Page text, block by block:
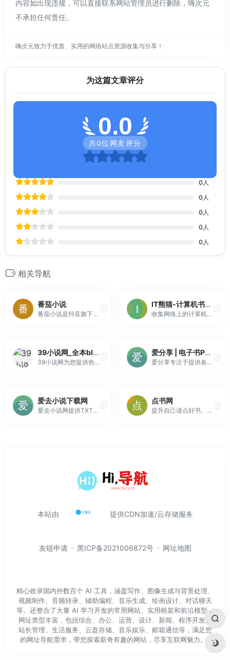
内容如出现违规，可以直接联系网站管理员进行删除，嗨次元
不承担任何责任。
嗨次元致力于优质、实用的网络站点资源收集与分享！
为这篇文章评分
0.0
共0位网友评分
0 人
0 人
0 人
0 人
0 人
相关导航
番茄小说
番茄小说是抖音旗下免费阅读产品，拥有海量正版小说资源，支持听书畅读，提供书荒广场、优质书圈社区，推广优秀原创网络小说文学，全方位满足读者需求。番茄小说网提供玄幻小说,武侠小说,原创小说,网游小说,都市小说,言情小说,青春小说,历史小说,军事小说,网游小说,科幻小说,恐怖小说,首发小说,最新章节免费小...
IT熊猫-计算机书籍下载
收集网络上的计算机书籍，相互分享
39小说网_全本bl耽美小说TXT下载阅读分享平台
39小说网为您提供热门耽美小说,bl小说,最新耽美小说,TXT格式电子书免费下载,全文在线阅读。腐女必备
爱分享 | 电子书PDF免费下载,软件等精品资源免费下载,分享,学习,交流平台
爱分享专注于提供各种电子书、PDF、技术教程、软件、电影、游戏、音乐等资源的免费下载、分享和交流
爱去小说下载网
爱去小说网提供TXT小说下载,TXT电子书免费下载,全本完结TXT小说下载,爱去小说网TXT小说都是通过网友上传,爱去小说网精心整理而成,精品TXT全本小说电子书下载尽在爱去小说网,爱奇电子书。
点书网
提升自己读点好书。提供丰富的电子图书、畅销书排行榜，种类包括小说、文学、传记、艺术、少儿、经济、管理、生活等电子书的免费下载。在点书网可以方便的发书、发帖和书友交流读书感悟。
本站由 提供CDN加速/云存储服务
友链申请 黑ICP备2021006872号 网址地图
精心收录国内外数百个 AI 工具，涵盖写作、图像生成与背景处理、
视频制作、音频转录、辅助编程、音乐生成、绘画设计、对话聊天
等。还整合了大量 AI 学习开发的常用网站、实用框架和前沿模型，
网址类型丰富，包括综合、办公、运营、设计、新闻、程序开发、
站长管理、生活服务、云盘存储、音乐娱乐、邮箱通信等，满足您
的网址导航需求，带您探索新奇有趣的网站，尽享互联网魅力。